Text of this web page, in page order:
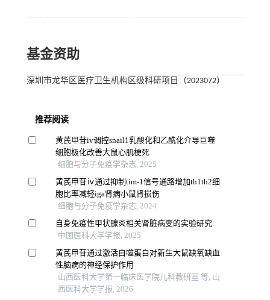
基金资助
深圳市龙华区医疗卫生机构区级科研项目（2023072）